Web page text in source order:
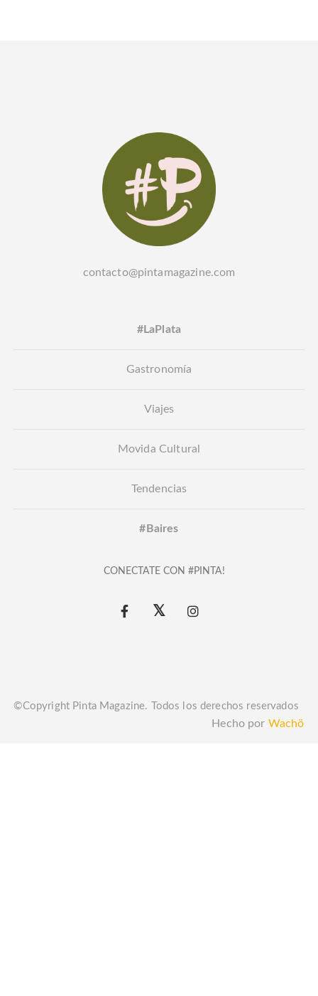
contacto@pintamagazine.com
#LaPlata
Gastronomía
Viajes
Movida Cultural
Tendencias
#Baires
CONECTATE CON #PINTA!
©Copyright Pinta Magazine. Todos los derechos reservados
Hecho por Wachö